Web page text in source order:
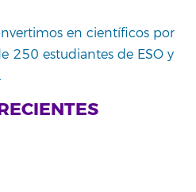
en científicos por
250 estudiantes de ESO y